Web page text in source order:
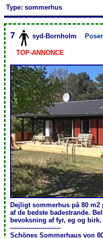
Type: sommerhus
7 syd-Bornholm
TOP-ANNONCE
Dejligt sommerhus på 80
af de bedste badestrande.
bevoksning af fyr, eg og birk.
-------------------------
Schönes Sommerhaus von